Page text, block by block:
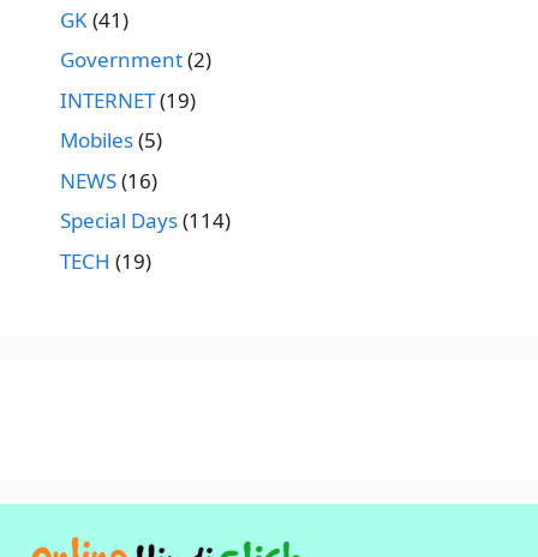
GK (41)
Government(2)
INTERNET(19)
Mobiles(5)
NEWS(16)
Special Days(114)
TECH (19)